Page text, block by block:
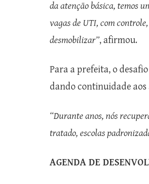
da atenção básica, temos
vagas de UTI, com
desmobilizar”, afirmou.
Para a prefeita, o
dando continuidade
“Durante anos, nós
tratado, escolas
AGENDA DE